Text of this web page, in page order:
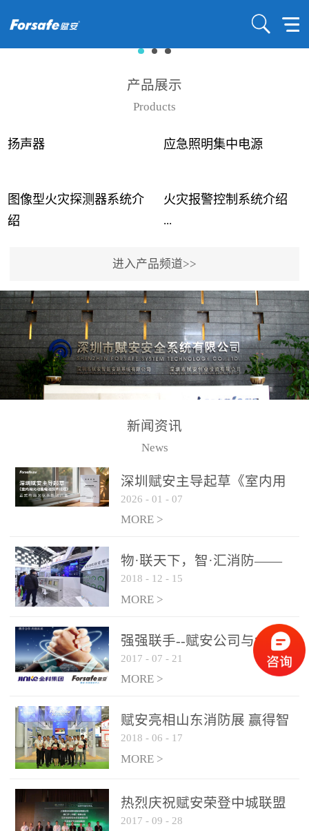
产品展示
Products
扬声器 应急照明集中电源
图像型火灾探测器系统介
绍
...
事故频发，传统的火灾探
测方法已无法满足要求。
尤其是目前众多的大型影
剧院、会议展览中心、体
育馆、大型仓库和隧道空
间等，其建筑结构特殊、
火灾隐患多。一旦发生火
传统的火灾关测器无法被
及时缺发，不能及早发现
和有效扑救火火，这不仅
力和闲难，同时也将造成
巨大的经济损失和社会影
响，基至还会造成人员伤
亡。图像型火灾探测器正
是针对这种高大空间建筑
物的消防设施、设备通过
现场图像的实时获取、预
处理和特征提取分析，实
现火焰的跟踪和识别。能
更早的进行预警，达到早
报早防的效果。 系统构
成示意图： 图像型火灾
和监控端两大部分组成。
两者之间通过以太网相
火灾报警控制系统介绍
...
用了具有仲裁机制和冗余
校验的总线传输技术、线
路状态检测与保护技术、
后向光电感烟探测技术、
高可靠的系统抗干扰技术
等多项专利技术和专有技
警领域三十多年技术积累
和工程实践的结晶。
进入产品频道>>
新闻资讯
News
深圳赋安主导起草《室内用
光动能电池技术规程》 正式
布局光伏新能源产业
2026 - 01 - 07
MORE >
物·联天下，智·汇消防——
赋安F&S 2018上海消防展圆
满落幕
2018 - 12 - 15
MORE >
强强联手--赋安公司与金科
集团达成战略合作协议
2017 - 07 - 21
MORE >
赋安亮相山东消防展 赢得智
慧消防新荣耀
2018 - 06 - 17
MORE >
热烈庆祝赋安荣登中城联盟
联合采购战略合作平台
2017 - 09 - 28